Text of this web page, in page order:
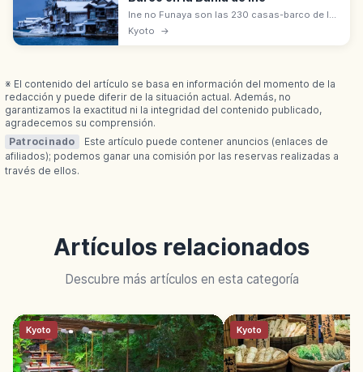
Ine no Funaya son las 230 casas-barco de la
bahía de Ine, al norte de Kioto. Distrito de
Conservación desde 2005, acceso vía
Kyoto →
※ El contenido del artículo se basa en información del momento de la
redacción y puede diferir de la situación actual. Además, no
garantizamos la exactitud ni la integridad del contenido publicado,
agradecemos su comprensión.
Patrocinado
Este artículo puede contener anuncios (enlaces de
afiliados); podemos ganar una comisión por las reservas realizadas a
través de ellos.
Artículos relacionados
Descubre más artículos en esta categoría
Kyoto Kyoto